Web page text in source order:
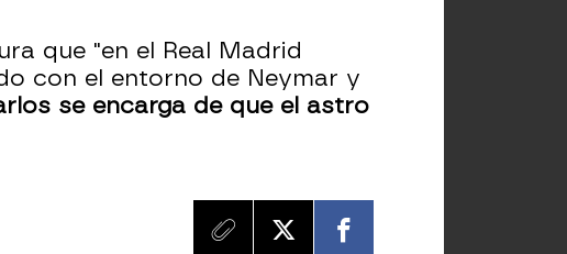
que "en el Real Madrid
con el entorno de Neymar y
se encarga de que el astro